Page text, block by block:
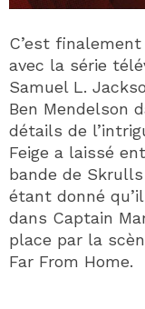
C’est
avec la série
Samuel L.
Ben Mendelson
détails de
Feige a laissé
bande de
étant donné
dans Captain
place par la
Far From Home.